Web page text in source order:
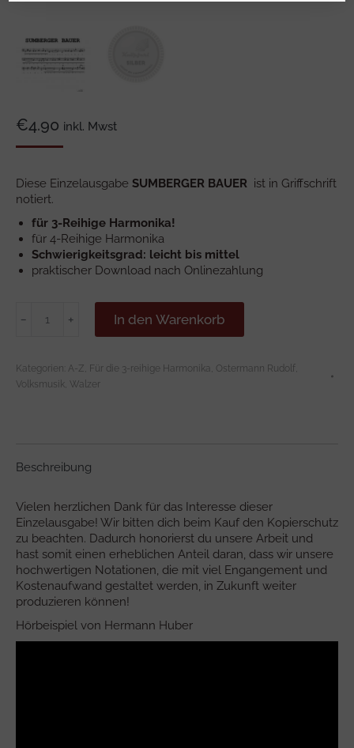
€4.90 inkl. Mwst
Diese Einzelausgabe SUMBERGER BAUER ist in Griffschrift
notiert.
für 3-Reihige Harmonika!
für 4-Reihige Harmonika
Schwierigkeitsgrad: leicht bis mittel
praktischer Download nach Onlinezahlung
BAUER
Menge
﹣ ﹢ In den Warenkorb
Kategorien: A-Z Für die 3-reihige Harmonika Ostermann Rudolf
Volksmusik Walzer
Beschreibung
Vielen herzlichen Dank für das Interesse dieser
Einzelausgabe! Wir bitten dich beim Kauf den Kopierschutz
zu beachten. Dadurch honorierst du unsere Arbeit und
hast somit einen erheblichen Anteil daran, dass wir unsere
hochwertigen Notationen, die mit viel Engangement und
Kostenaufwand gestaltet werden, in Zukunft weiter
produzieren können!
Hörbeispiel von Hermann Huber